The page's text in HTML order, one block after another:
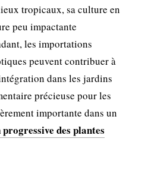
tropicaux, sa culture en
peu impactante
les importations
peuvent contribuer à
dans les jardins
précieuse pour les
importante dans un
des plantes